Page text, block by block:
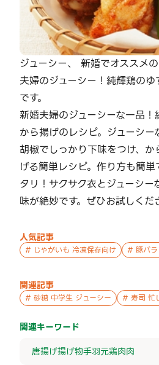
ジューシー、 新婚でオススメ
夫婦のジューシー！純輝鶏のゆ
です。
新婚夫婦のジューシーな一品
から揚げのレシピ。ジューシ
胡椒でしっかり下味をつけ、
げる簡単レシピ。作り方も簡
タリ！サクサク衣とジューシ
味が絶妙です。ぜひお試しくだ
人気記事
# じゃがいも 冷凍保存向け # 豚バ
関連記事
# 砂糖 中学生 ジューシー # 寿司 忙
関連キーワード
唐揚げ揚げ物手羽元鶏肉肉